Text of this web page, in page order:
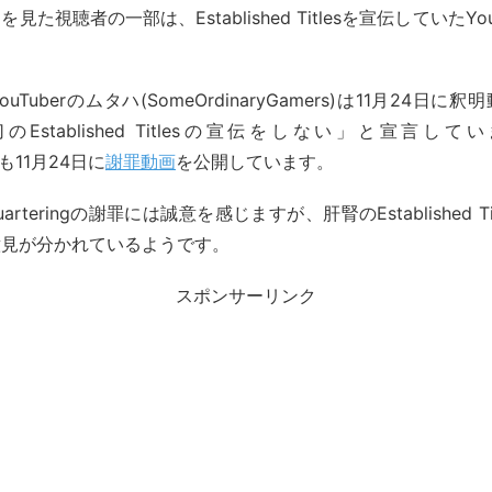
見た視聴者の一部は、Established Titlesを宣伝していた
のムタハ(SomeOrdinaryGamers)は11月24日に釈
Established Titlesの宣伝をしない」と宣言して
11月24日に謝罪動画を公開しています。
の謝罪には誠意を感じますが、肝腎のEstablished
が分かれているようです。
スポンサーリンク